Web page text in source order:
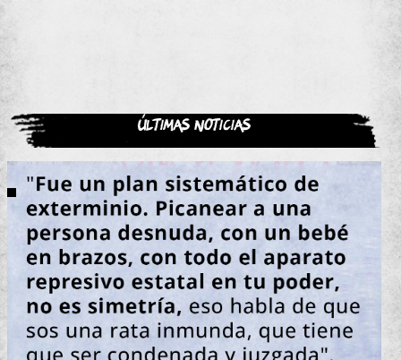
Últimas noticias